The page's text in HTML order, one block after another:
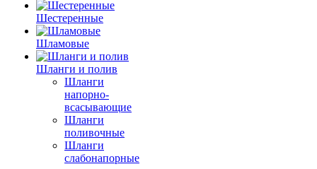
Шестеренные
Шламовые
Шланги и полив
Шланги
напорно-
всасывающие
Шланги
поливочные
Шланги
слабонапорные